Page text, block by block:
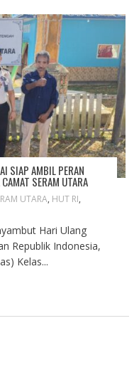
SIAP AMBIL PERAN
SERAM UTARA
UTARA, HUT RI,
Hari Ulang
Republik Indonesia,
Kelas...